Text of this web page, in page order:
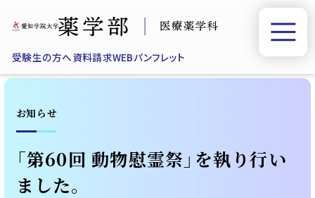
受験生の方へ資料請求WEBパンフレット
お知らせ
「第60回 動物慰霊祭」を執り行い
ました。